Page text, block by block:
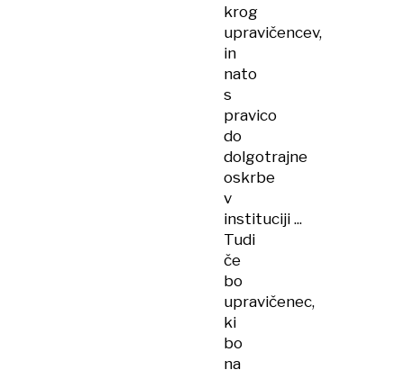
krog
upravičencev,
in
nato
s
pravico
do
dolgotrajne
oskrbe
v
instituciji ...
Tudi
če
bo
upravičenec,
ki
bo
na